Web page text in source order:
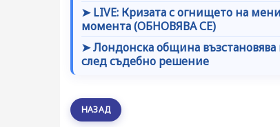
➤ LIVE: Кризата с огнището на
момента (ОБНОВЯВА СЕ)
➤ Лондонска община
след съдебно решение
НАЗАД